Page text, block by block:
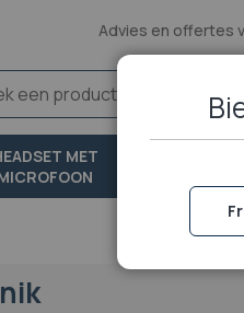
Advies en offertes
MET